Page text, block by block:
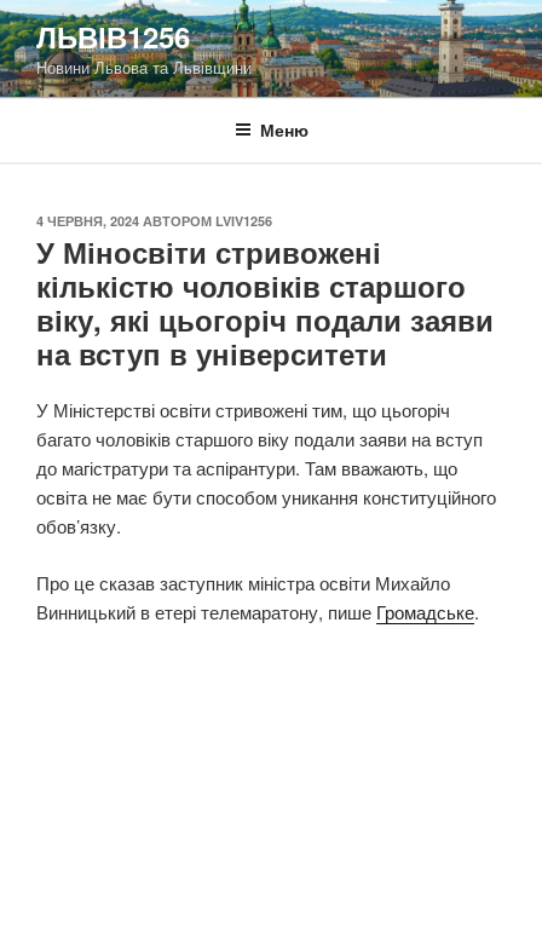
Перейти
до
вмісту
ЛЬВІВ1256
Новини Львова та Львівщини
Меню
ОПУБЛІКОВАНО
4 ЧЕРВНЯ, 2024 АВТОРОМ LVIV1256
У Міносвіти стривожені
кількістю чоловіків старшого
віку, які цьогоріч подали заяви
на вступ в університети
У Міністерстві освіти стривожені тим, що цьогоріч
багато чоловіків старшого віку подали заяви на вступ
до магістратури та аспірантури. Там вважають, що
освіта не має бути способом уникання конституційного
обов’язку.
Про це сказав заступник міністра освіти Михайло
Винницький в етері телемаратону, пише Громадське.